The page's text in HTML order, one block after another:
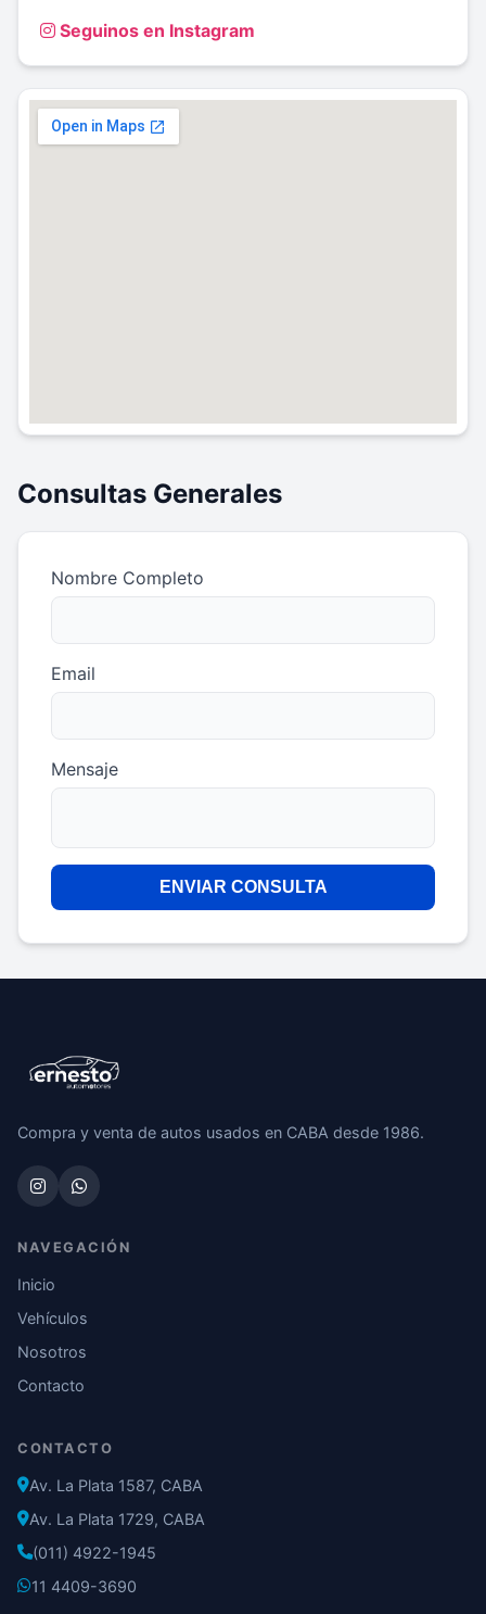
Seguinos en Instagram
Consultas Generales
Nombre Completo
Email
Mensaje
ENVIAR CONSULTA
Compra y venta de autos usados en CABA desde 1986.
NAVEGACIÓN
Inicio
Vehículos
Nosotros
Contacto
CONTACTO
Av. La Plata 1587, CABA
Av. La Plata 1729, CABA
(011) 4922-1945
11 4409-3690